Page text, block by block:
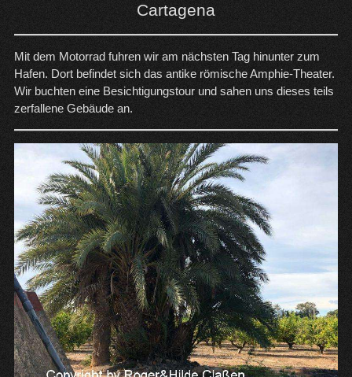
Cartagena
Mit dem Motorrad fuhren wir am nächsten Tag hinunter zum
Hafen. Dort befindet sich das antike römische Amphie-Theater.
Wir buchten eine Besichtigungstour und sahen uns dieses teils
zerfallene Gebäude an.